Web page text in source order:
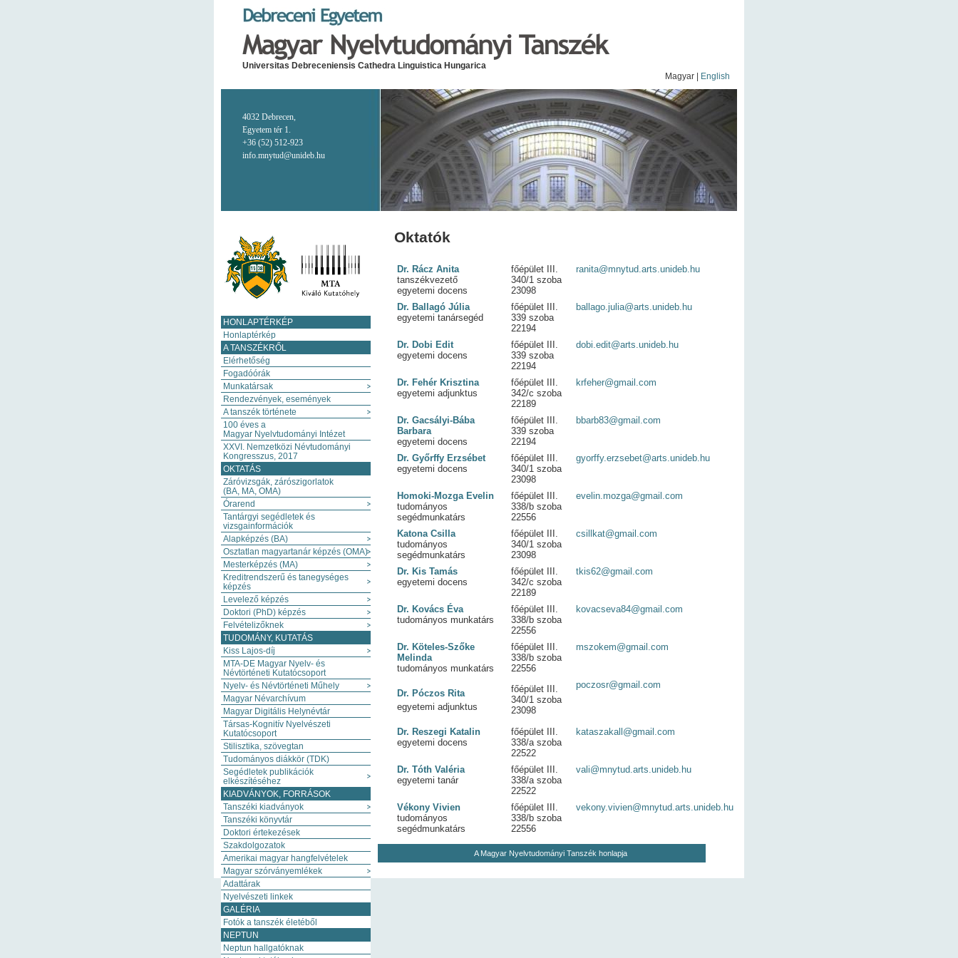
Universitas Debreceniensis Cathedra Linguistica Hungarica
4032 Debrecen,
Egyetem tér 1.
+36 (52) 512-923
info.mnytud@unideb.hu
Magyar | English
Oktatók
Dr. Rácz Anita
tanszékvezető
egyetemi docens
főépület III.
340/1 szoba
23098
ranita@mnytud.arts.unideb.hu
Dr. Ballagó Júlia
egyetemi tanársegéd
főépület III.
339 szoba
22194
ballago.julia@arts.unideb.hu
Dr. Dobi Edit
egyetemi docens
főépület III.
339 szoba
22194
dobi.edit@arts.unideb.hu
Dr. Fehér Krisztina
egyetemi adjunktus
főépület III.
342/c szoba
22189
krfeher@gmail.com
Dr. Gacsályi-Bába
Barbara
egyetemi docens
főépület III.
339 szoba
22194
bbarb83@gmail.com
Dr. Győrffy Erzsébet
egyetemi docens
főépület III.
340/1 szoba
23098
gyorffy.erzsebet@arts.unideb.hu
Homoki-Mozga Evelin
tudományos
segédmunkatárs
főépület III.
338/b szoba
22556
evelin.mozga@gmail.com
Katona Csilla
tudományos
segédmunkatárs
főépület III.
340/1 szoba
23098
csillkat@gmail.com
Dr. Kis Tamás
egyetemi docens
főépület III.
342/c szoba
22189
tkis62@gmail.com
Dr. Kovács Éva
tudományos munkatárs
főépület III.
338/b szoba
22556
kovacseva84@gmail.com
Dr. Köteles-Szőke
Melinda
tudományos munkatárs
főépület III.
338/b szoba
22556
mszokem@gmail.com
Dr. Póczos Rita
egyetemi adjunktus
főépület III.
340/1 szoba
23098
poczosr@gmail.com
Dr. Reszegi Katalin
egyetemi docens
főépület III.
338/a szoba
22522
kataszakall@gmail.com
Dr. Tóth Valéria
egyetemi tanár
főépület III.
338/a szoba
22522
vali@mnytud.arts.unideb.hu
Vékony Vivien
tudományos
segédmunkatárs
főépület III.
338/b szoba
22556
vekony.vivien@mnytud.arts.unideb.hu
A Magyar Nyelvtudományi Tanszék honlapja
HONLAPTÉRKÉP
Honlaptérkép
A TANSZÉKRŐL
Elérhetőség
Fogadóórák
Munkatársak
Rendezvények, események
A tanszék története
100 éves a
Magyar Nyelvtudományi Intézet
XXVI. Nemzetközi Névtudományi
Kongresszus, 2017
OKTATÁS
Záróvizsgák, zárószigorlatok
(BA, MA, OMA)
Órarend
Tantárgyi segédletek és
vizsgainformációk
Alapképzés (BA)
Osztatlan magyartanár képzés (OMA)
Mesterképzés (MA)
Kreditrendszerű és tanegységes
képzés
Levelező képzés
Doktori (PhD) képzés
Felvételizőknek
TUDOMÁNY, KUTATÁS
Kiss Lajos-díj
MTA-DE Magyar Nyelv- és
Névtörténeti Kutatócsoport
Nyelv- és Névtörténeti Műhely
Magyar Névarchívum
Magyar Digitális Helynévtár
Társas-Kognitív Nyelvészeti
Kutatócsoport
Stilisztika, szövegtan
Tudományos diákkör (TDK)
Segédletek publikációk
elkészítéséhez
KIADVÁNYOK, FORRÁSOK
Tanszéki kiadványok
Tanszéki könyvtár
Doktori értekezések
Szakdolgozatok
Amerikai magyar hangfelvételek
Magyar szórványemlékek
Adattárak
Nyelvészeti linkek
GALÉRIA
Fotók a tanszék életéből
NEPTUN
Neptun hallgatóknak